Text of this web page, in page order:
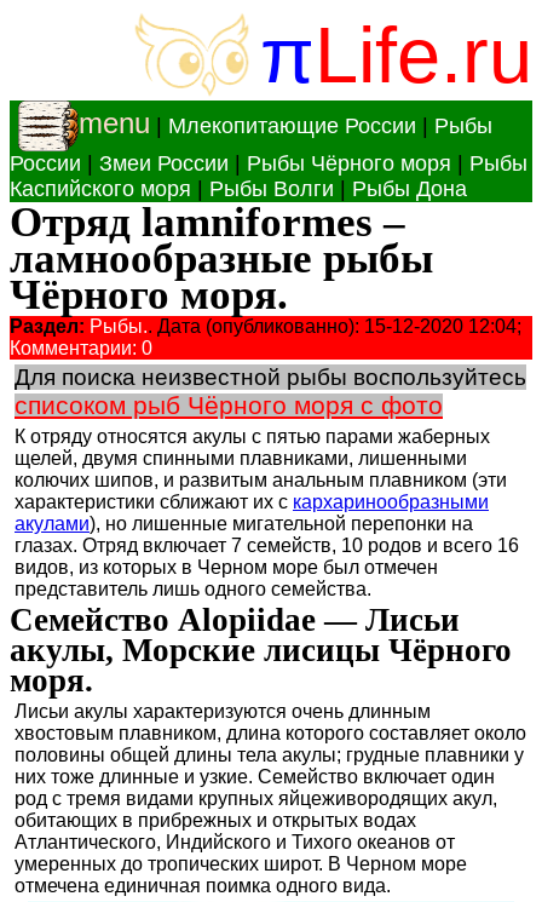
πLife.ru
menu Млекопитающие России
Рыбы
России
Змеи России Рыбы Чёрного моря
Рыбы
Каспийского моря
Рыбы Волги Рыбы Дона
Отряд lamniformes –
ламнообразные рыбы
Чёрного моря.
Раздел: Рыбы.. Дата (опубликованно): 15-12-2020 12:04;
Комментарии: 0
Для поиска неизвестной рыбы воспользуйтесь
списоком рыб Чёрного моря с фото
К отряду относятся акулы с пятью парами жаберных
щелей, двумя спинными плавниками, лишенными
колючих шипов, и развитым анальным плавником (эти
характеристики сближают их с кархаринообразными
акулами), но лишенные мигательной перепонки на
глазах. Отряд включает 7 семейств, 10 родов и всего 16
видов, из которых в Черном море был отмечен
представитель лишь одного семейства.
Семейство Alopiidae — Лисьи
акулы, Морские лисицы Чёрного
моря.
Лисьи акулы характеризуются очень длинным
хвостовым плавником, длина которого составляет около
половины общей длины тела акулы; грудные плавники у
них тоже длинные и узкие. Семейство включает один
род с тремя видами крупных яйцеживородящих акул,
обитающих в прибрежных и открытых водах
Атлантического, Индийского и Тихого океанов от
умеренных до тропических широт. В Черном море
отмечена единичная поимка одного вида.